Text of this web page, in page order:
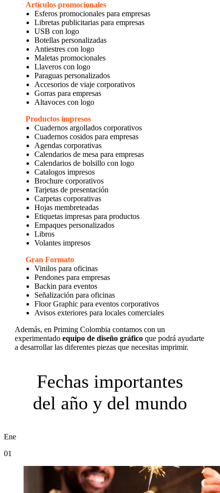
Artículos promocionales
Esferos promocionales para empresas
Libretas publicitarias para empresas
USB con logo
Botellas personalizadas
Antiestres con logo
Maletas promocionales
Llaveros con logo
Paraguas personalizados
Accesorios de viaje corporativos
Gorras para empresas
Altavoces con logo
Productos impresos
Cuadernos argollados corporativos
Cuadernos cosidos para empresas
Agendas corporativas
Calendarios de mesa para empresas
Calendarios de bolsillo con logo
Catalogos impresos
Brochure corporativos
Tarjetas de presentación
Carpetas corporativas
Hojas membreteadas
Etiquetas impresas para productos
Empaques personalizados
Libros
Volantes impresos
Gran Formato
Vinilos para oficinas
Pendones para empresas
Backin para eventos
Señalización para oficinas
Floor Graphic para eventos corporativos
Avisos exteriores para locales comerciales
Además, en Priming Colombia contamos con un
experimentado equipo de diseño gráficoque podrá ayudarte
a desarrollar las diferentes piezas que necesitas imprimir.
Fechas importantes
del año y del mundo
Ene
01